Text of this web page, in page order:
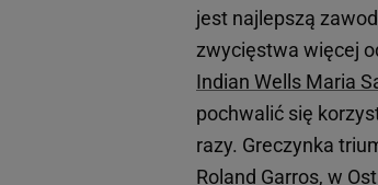
jest najlepszą
zwycięstwa więcej
Indian Wells Maria
pochwalić się
razy. Greczynka
Roland Garros, w